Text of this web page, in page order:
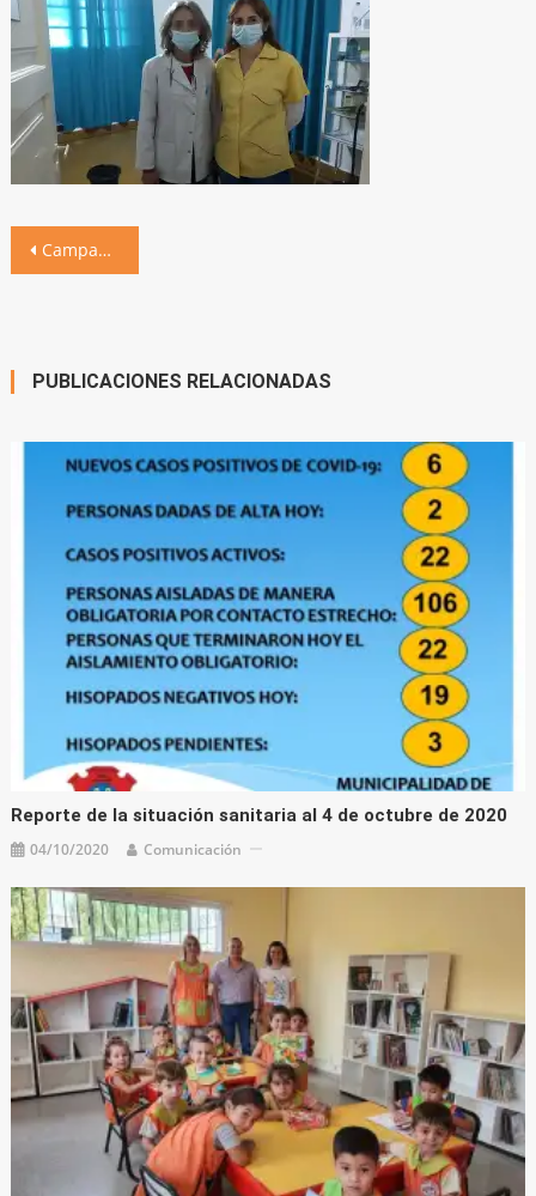
Navegación
Campaña de Papanicolau en el Centro APS
PUBLICACIONES RELACIONADAS
Reporte de la situación sanitaria al 4 de octubre de 2020
04/10/2020 Comunicación